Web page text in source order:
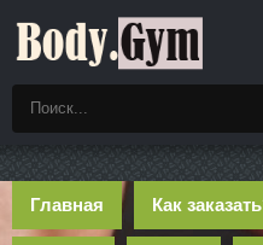
Главная Как